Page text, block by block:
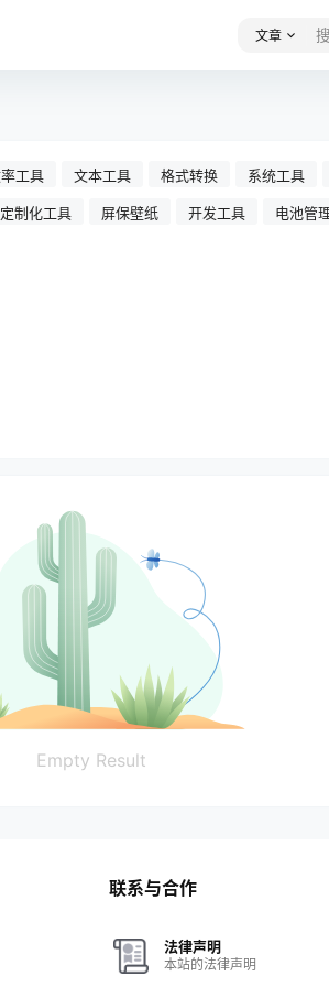
文章
工具 文本工具 格式转换 系统工具
定制化工具 屏保壁纸 开发工具 电池管
Empty Result
联系与合作
法律声明
本站的法律声明